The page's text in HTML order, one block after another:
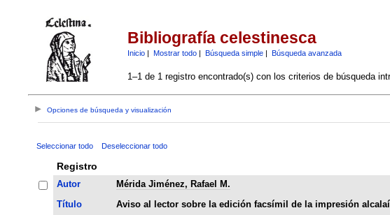
Bibliografía celestinesca
Inicio| Mostrar todo| Búsqueda simple| Búsqueda avanzada
1–1 de 1 registro encontrado(s) con los criterios de búsqueda
Opciones de búsqueda y visualización
Seleccionar todo Deseleccionar todo
Registro
Autor
Mérida Jiménez, Rafael M.
Título
Aviso al lector sobre la edición facsímil de la impresión